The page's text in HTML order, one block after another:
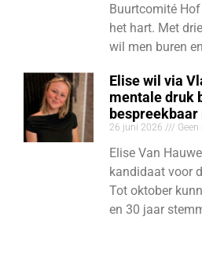
Buurtcomité
het hart. Met
wil men buren en
Elise wil via
mentale druk
26 juni 2026 Geen
Elise Van
kandidaat voor
Tot oktober
en 30 jaar